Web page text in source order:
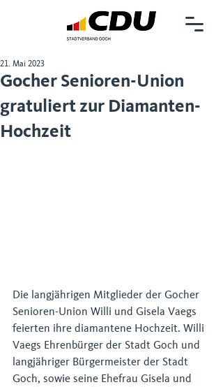
Gocher Senioren-Union
gratuliert zur Diamanten-
Hochzeit
21. Mai 2023
Die langjährigen Mitglieder der Gocher
Senioren-Union Willi und Gisela Vaegs
feierten ihre diamantene Hochzeit. Willi
Vaegs Ehrenbürger der Stadt Goch und
langjähriger Bürgermeister der Stadt
Goch, sowie seine Ehefrau Gisela und